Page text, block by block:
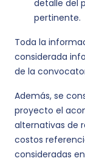
detalle del
pertinente.
Toda la
considerada
de la
Además, se
proyecto el
alternativas de
costos
consideradas